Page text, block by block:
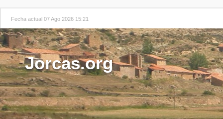
Fecha actual 07 Ago 2026 15:21
Jorcas.org